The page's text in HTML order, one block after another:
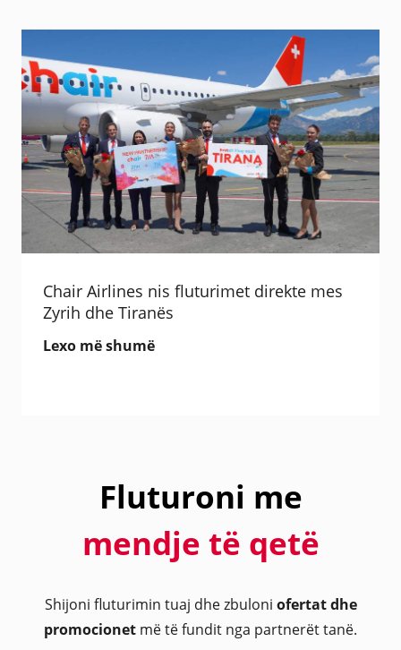
Chair Airlines nis fluturimet direkte mes
Zyrih dhe Tiranës
Lexo më shumë
Fluturoni me
mendje të qetë
Shijoni fluturimin tuaj dhe zbuloni ofertat dhe
promocionet më të fundit nga partnerët tanë.